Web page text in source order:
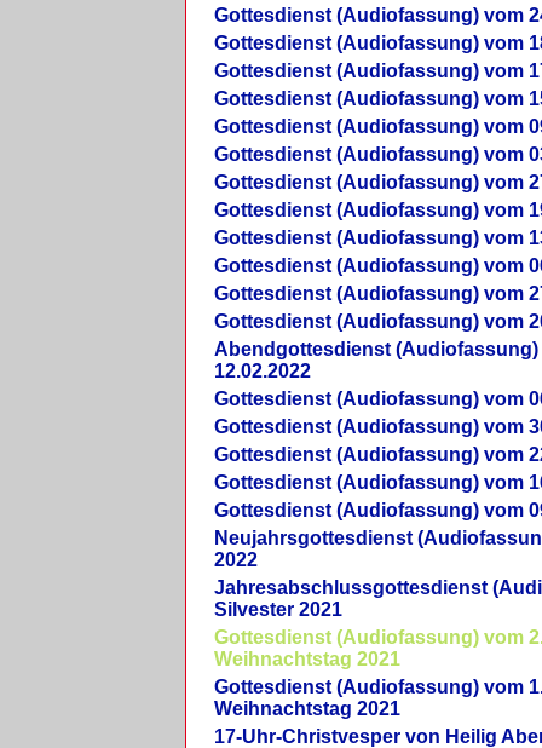
Gottesdienst (Audiofassung) vom
Gottesdienst (Audiofassung) vom
Gottesdienst (Audiofassung) vom
Gottesdienst (Audiofassung) vom
Gottesdienst (Audiofassung) vom
Gottesdienst (Audiofassung) vom
Gottesdienst (Audiofassung) vom
Gottesdienst (Audiofassung) vom
Gottesdienst (Audiofassung) vom
Gottesdienst (Audiofassung) vom
Gottesdienst (Audiofassung) vom
Gottesdienst (Audiofassung) vom
Abendgottesdienst (Audiofassung)
12.02.2022
Gottesdienst (Audiofassung) vom
Gottesdienst (Audiofassung) vom
Gottesdienst (Audiofassung) vom
Gottesdienst (Audiofassung) vom
Gottesdienst (Audiofassung) vom
Neujahrsgottesdienst
2022
Jahresabschlussgottesdienst
Silvester 2021
Gottesdienst (Audiofassung) vom
Weihnachtstag 2021
Gottesdienst (Audiofassung) vom
Weihnachtstag 2021
17-Uhr-Christvesper von Heilig